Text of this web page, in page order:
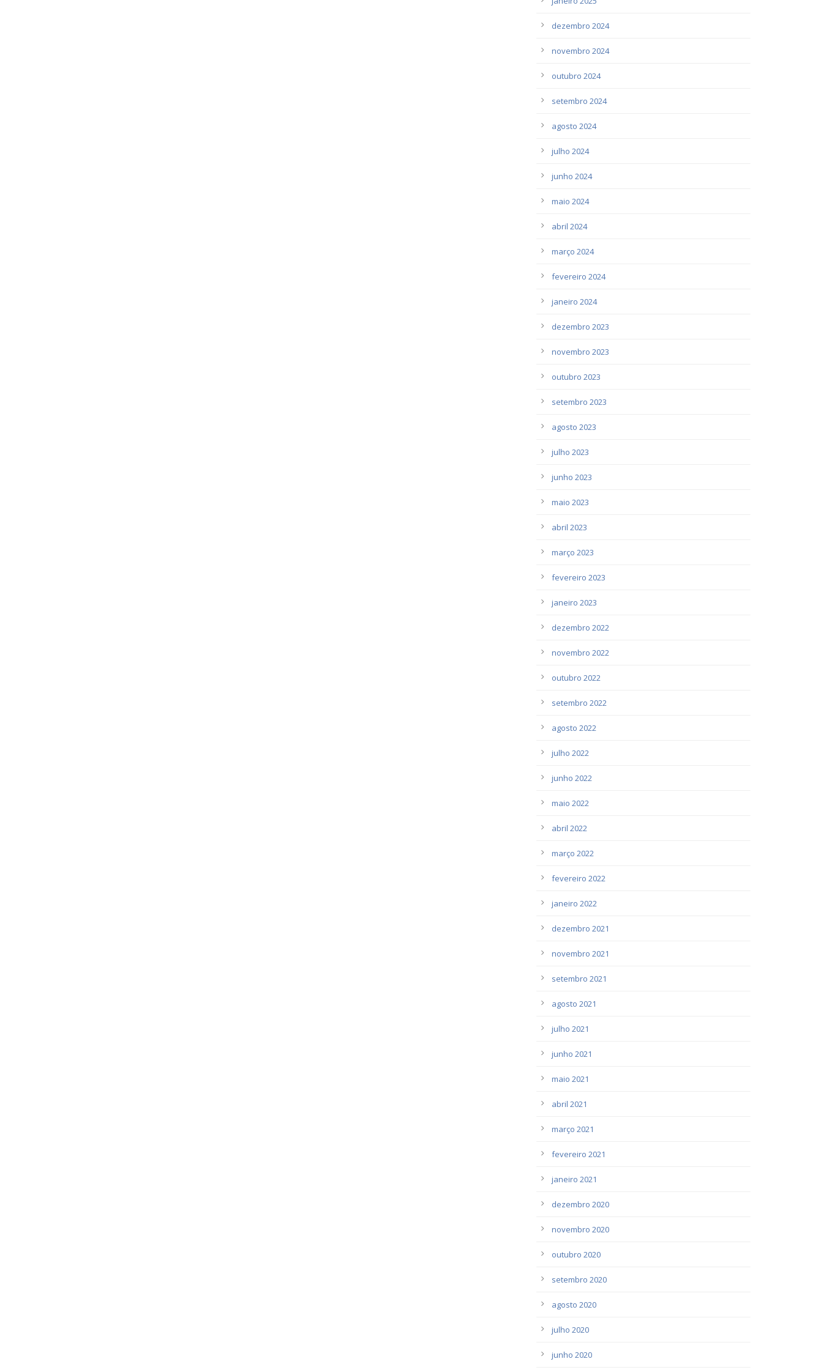
dezembro 2024
novembro 2024
outubro 2024
setembro 2024
agosto 2024
julho 2024
junho 2024
maio 2024
abril 2024
março 2024
fevereiro 2024
janeiro 2024
dezembro 2023
novembro 2023
outubro 2023
setembro 2023
agosto 2023
julho 2023
junho 2023
maio 2023
abril 2023
março 2023
fevereiro 2023
janeiro 2023
dezembro 2022
novembro 2022
outubro 2022
setembro 2022
agosto 2022
julho 2022
junho 2022
maio 2022
abril 2022
março 2022
fevereiro 2022
janeiro 2022
dezembro 2021
novembro 2021
setembro 2021
agosto 2021
julho 2021
junho 2021
maio 2021
abril 2021
março 2021
fevereiro 2021
janeiro 2021
dezembro 2020
novembro 2020
outubro 2020
setembro 2020
agosto 2020
julho 2020
junho 2020